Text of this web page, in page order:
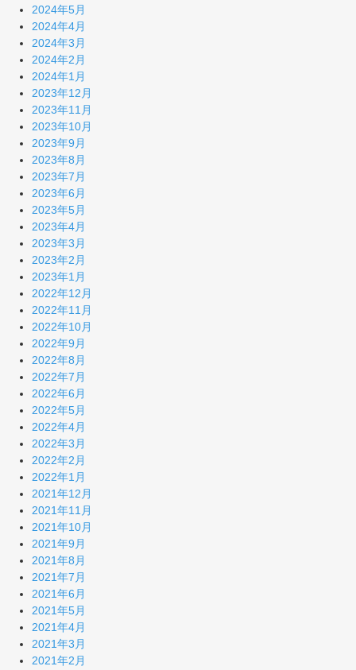
2024年5月
2024年4月
2024年3月
2024年2月
2024年1月
2023年12月
2023年11月
2023年10月
2023年9月
2023年8月
2023年7月
2023年6月
2023年5月
2023年4月
2023年3月
2023年2月
2023年1月
2022年12月
2022年11月
2022年10月
2022年9月
2022年8月
2022年7月
2022年6月
2022年5月
2022年4月
2022年3月
2022年2月
2022年1月
2021年12月
2021年11月
2021年10月
2021年9月
2021年8月
2021年7月
2021年6月
2021年5月
2021年4月
2021年3月
2021年2月